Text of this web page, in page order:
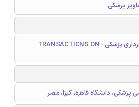
پزشکی
یافته ها در زمینه تصویربرداری پزشکی - TRANSACTIONS ON
دانشگاه قاهره، گیزا، مصر